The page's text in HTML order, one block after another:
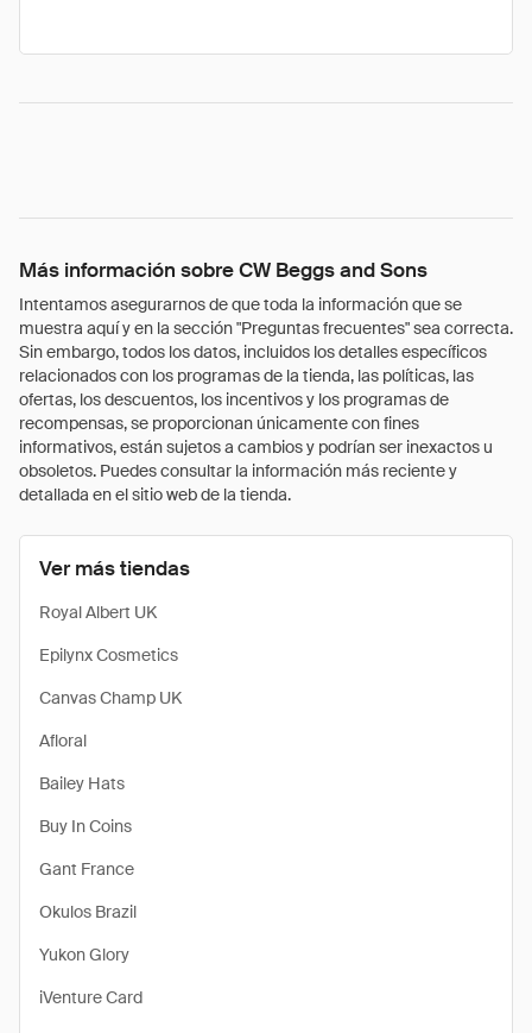
Más información sobre CW Beggs and Sons
Intentamos asegurarnos de que toda la información que se
muestra aquí y en la sección "Preguntas frecuentes" sea correcta.
Sin embargo, todos los datos, incluidos los detalles específicos
relacionados con los programas de la tienda, las políticas, las
ofertas, los descuentos, los incentivos y los programas de
recompensas, se proporcionan únicamente con fines
informativos, están sujetos a cambios y podrían ser inexactos u
obsoletos. Puedes consultar la información más reciente y
detallada en el sitio web de la tienda.
Ver más tiendas
Royal Albert UK
Epilynx Cosmetics
Canvas Champ UK
Afloral
Bailey Hats
Buy In Coins
Gant France
Okulos Brazil
Yukon Glory
iVenture Card